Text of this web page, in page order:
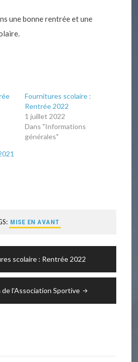
une bonne rentrée et une
Fournitures scolaire :
Rentrée 2022
1 juillet 2022
Dans "Informations
générales"
MISE EN AVANT
scolaire : Rentrée 2022
l’Association Sportive